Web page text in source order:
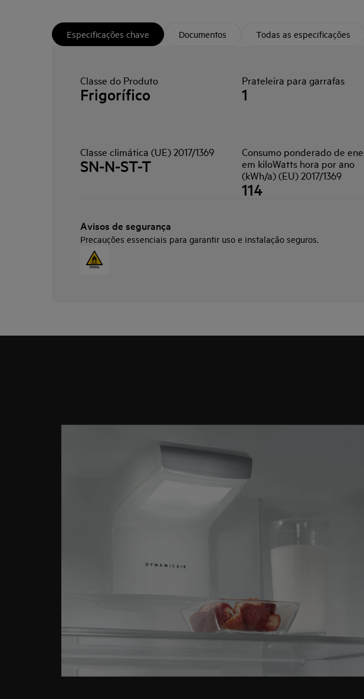
Especificações chave Documentos Todas as especificações
Classe do Produto
Frigorífico
Prateleira para garrafas
1
Classe climática (UE) 2017/1369
SN-N-ST-T
Consumo ponderado de
em kiloWatts hora por ano
(kWh/a) (EU) 2017/1369
114
Avisos de segurança
Precauções essenciais para garantir uso e instalação seguros.